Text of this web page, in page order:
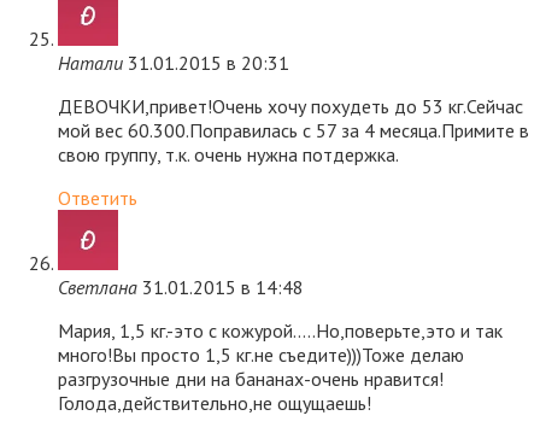
Натали 31.01.2015 в 20:31
ДЕВОЧКИ,привет!Очень хочу похудеть до 53 кг.Сейчас
мой вес 60.300.Поправилась с 57 за 4 месяца.Примите в
свою группу, т.к. очень нужна потдержка.
Ответить
Светлана 31.01.2015 в 14:48
Мария, 1,5 кг.-это с кожурой…..Но,поверьте,это и так
много!Вы просто 1,5 кг.не съедите)))Тоже делаю
разгрузочные дни на бананах-очень нравится!
Голода,действительно,не ощущаешь!